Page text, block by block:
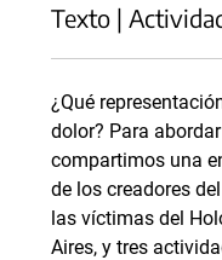
Texto |
¿Qué
dolor? Para
compartimos una
de los creadores
las víctimas del
Aires, y tres